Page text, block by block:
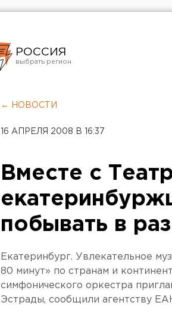
РОССИЯ
Челябинск
← НОВОСТИ
16 АПРЕЛЯ 2008 В 16:37
Вместе с
побывать в
Екатеринбург. Увлекательное
80 минут» по странам и
симфонического оркестра
Эстрады, сообщили агентству